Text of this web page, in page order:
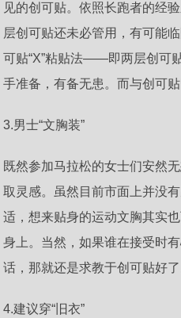
见的创可贴。依照长跑者的经
层创可贴还未必管用，有可能
可贴“X”粘贴法——即两层创可
手准备，有备无患。而与创可
3.男士“文胸装”
既然参加马拉松的女士们安然
取灵感。虽然目前市面上并没
适，想来贴身的运动文胸其实
身上。当然，如果谁在接受时
话，那就还是求教于创可贴好了
4.建议穿“旧衣”